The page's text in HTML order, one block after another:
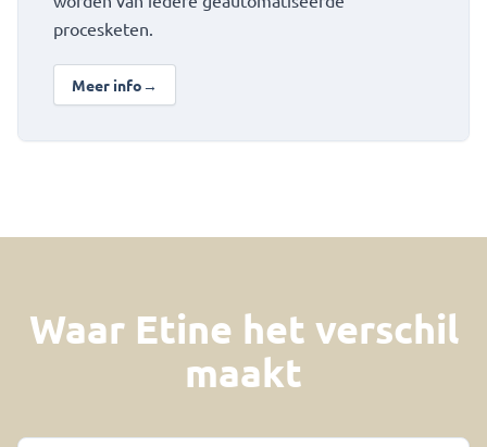
procesketen.
Meer info
over Veilige automatisering en AI-governance
→
Waar Etine het verschil
maakt